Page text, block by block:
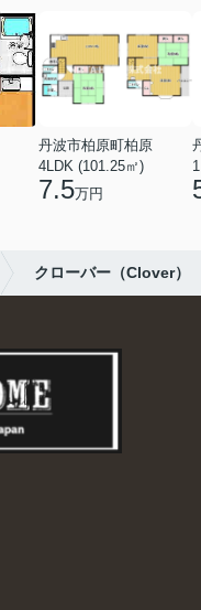
丹波市柏原町柏原
4LDK (101.25㎡)
7.5万円
クローバー（Clover）